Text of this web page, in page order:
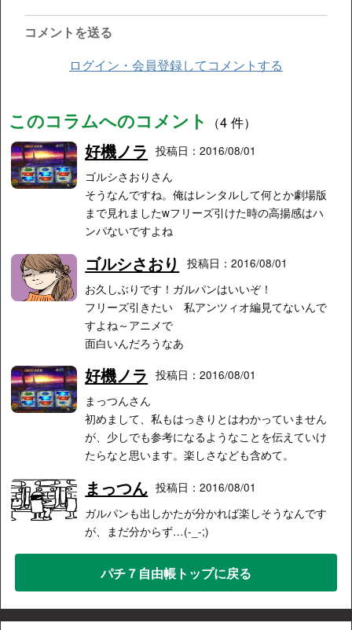
コメントを送る
ログイン・会員登録してコメントする
このコラムへのコメント （4 件）
好機ノラ
投稿日：2016/08/01
ゴルシさおりさん
そうなんですね。俺はレンタルして何とか劇場版
まで見れましたwフリーズ引けた時の高揚感はハ
ンパないですよね
ゴルシさおり
投稿日：2016/08/01
お久しぶりです！ガルパンはいいぞ！
フリーズ引きたい 私アンツィオ編見てないんで
すよね～アニメで
面白いんだろうなあ
好機ノラ
投稿日：2016/08/01
まっつんさん
初めまして、私もはっきりとはわかっていません
が、少しでも参考になるようなことを伝えていけ
たらなと思います。楽しさなども含めて。
まっつん 投稿日：2016/08/01
ガルパンも出しかたが分かれば楽しそうなんです
が、まだ分からず…(-_-;)
パチ７自由帳トップに戻る